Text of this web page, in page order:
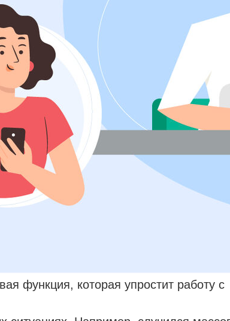
функция, которая упростит работу с